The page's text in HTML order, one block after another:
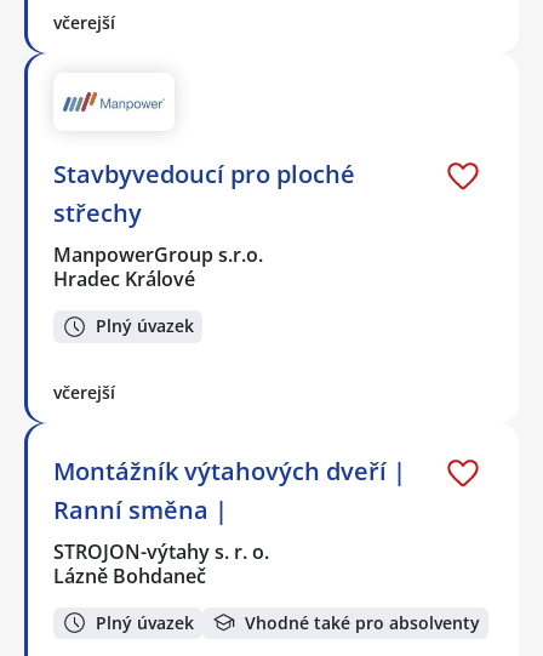
včerejší
Stavbyvedoucí pro ploché
střechy
ManpowerGroup s.r.o.
Hradec Králové
Plný úvazek
včerejší
Montážník výtahových dveří |
Ranní směna |
STROJON-výtahy s. r. o.
Lázně Bohdaneč
Plný úvazek Vhodné také pro absolventy